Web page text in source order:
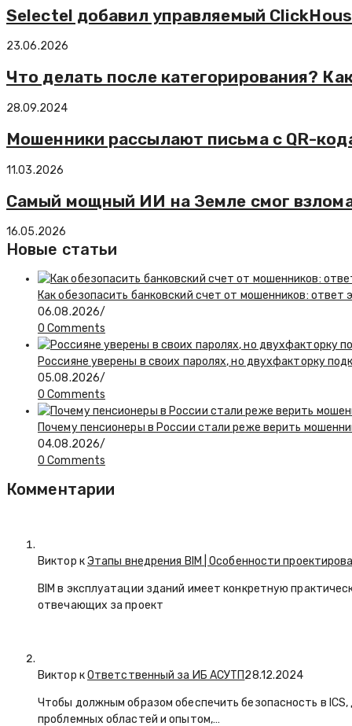
Selectel добавил управляемый
23.06.2026
Что делать после категорирования?
28.09.2024
Мошенники рассылают письма с QR-
11.03.2026
Самый мощный ИИ на Земле смог
16.05.2026
Новые статьи
Как обезопасить банковский счет от мошенников: ответ
06.08.2026/
0 Comments
Россияне уверены в своих паролях, но двухфакторку
05.08.2026/
0 Comments
Почему пенсионеры в России стали реже верить
04.08.2026/
0 Comments
Комментарии
Виктор кЭтапы внедрения BIM | Особенности
BIM в эксплуатации зданий имеет конкретную
отвечающих за проект
Виктор кОтветственный за ИБ АСУТП28.12.2024
Чтобы должным образом обеспечить безопасность в
проблемных областей и опытом,…